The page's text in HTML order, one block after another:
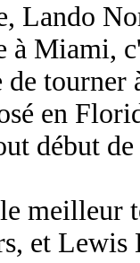
Lando
à Miami,
tourner
en
début
meilleur
et